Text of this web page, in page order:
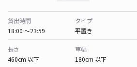
貸出時間
18:00 〜23:59
タイプ
平置き
長さ
460cm 以下
車幅
180cm 以下